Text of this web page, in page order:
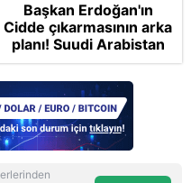
Başkan Erdoğan'ın
Cidde çıkarmasının arka
planı! Suudi Arabistan
ve Pakistan'la üçlü ortak
savunma anlaşması:
"Islamic NATO"
manşetleri